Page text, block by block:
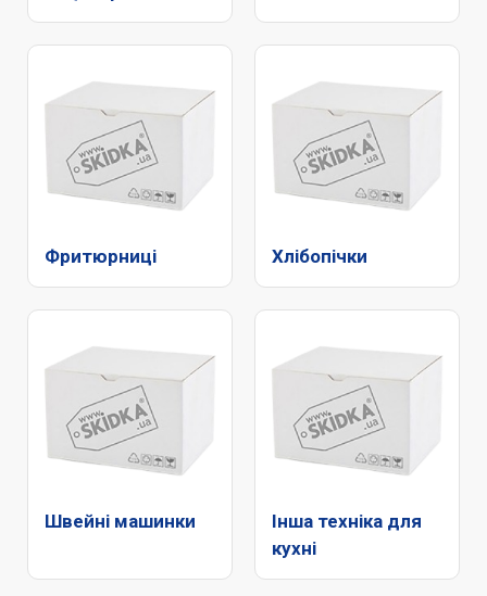
Фритюрниці Хлібопічки
Швейні машинки
Інша техніка для
кухні